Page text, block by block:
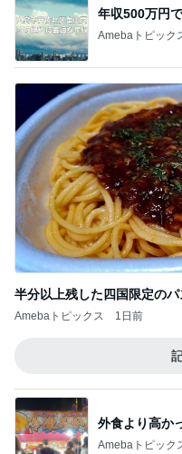
年収500万円
Amebaトピック
半分以上残した四国限定のパ
Amebaトピックス 1日前
外食より高か
Amebaトピック